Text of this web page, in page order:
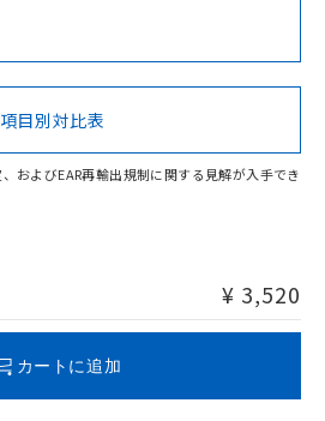
Cd Cr(VI)
する可能性があります。
目別対比表
およびEAR再輸出規制に関する見解が入手でき
¥ 3,520
カートに追加